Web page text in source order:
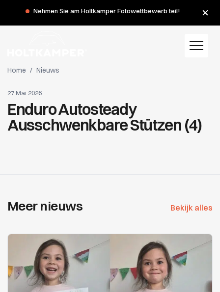
Nehmen Sie am Holtkamper Fotowettbewerb teil!
Home / Nieuws
27 Mai 2026
Enduro Autosteady
Ausschwenkbare Stützen (4)
Meer nieuws Bekijk alles